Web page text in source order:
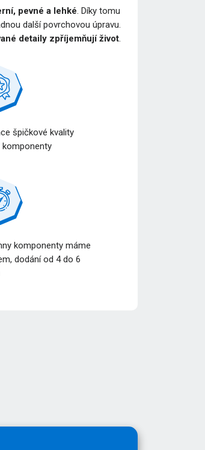
pevné a lehké. Díky tomu
další povrchovou úpravu.
detaily zpříjemňují život.
špičkové kvality
komponenty
komponenty máme
dodání od 4 do 6